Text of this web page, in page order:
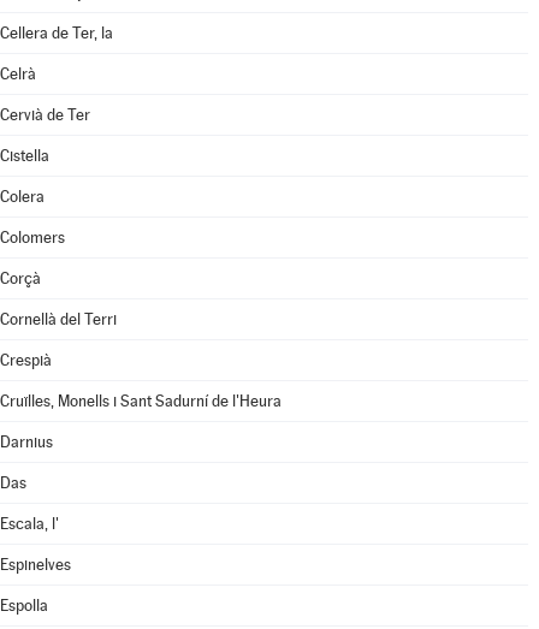
Cellera de Ter, la
Celrà
Cervià de Ter
Cistella
Colera
Colomers
Corçà
Cornellà del Terri
Crespià
Cruïlles, Monells i Sant Sadurní de l'Heura
Darnius
Das
Escala, l'
Espinelves
Espolla